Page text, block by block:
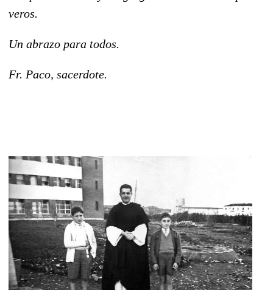
veros.
Un abrazo para todos.
Fr. Paco, sacerdote.